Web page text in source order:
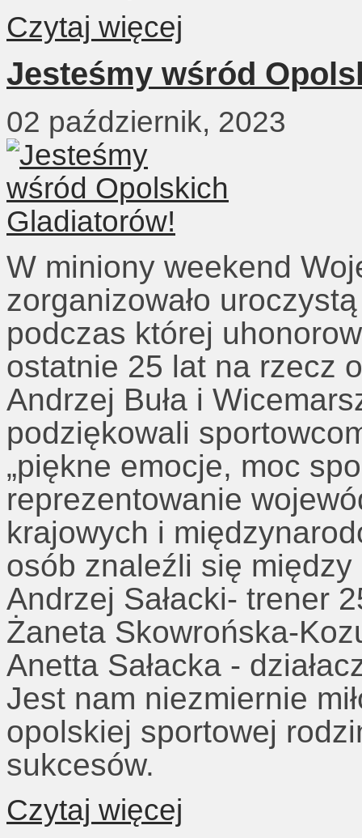
Czytaj więcej
Jesteśmy wśród
02 październik, 2023
W miniony weekend
zorganizowało
podczas której
ostatnie 25 lat na rzecz
Andrzej Buła i
podziękowali
„piękne emocje, moc
reprezentowanie
krajowych i
osób znaleźli się między
Andrzej Sałacki- trener
Żaneta Skowrońska-
Anetta Sałacka -
Jest nam niezmiernie
opolskiej sportowej
sukcesów.
Czytaj więcej